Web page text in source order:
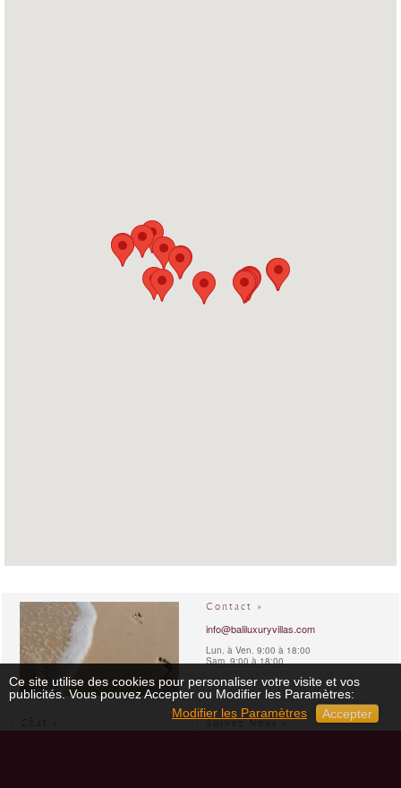
Contact »
info@baliluxuryvillas.com
Lun. à Ven. 9:00 à 18:00
Sam. 9:00 à 18:00
Chat » Suivez Nous »
Ce site utilise des cookies pour personaliser votre visite et vos
publicités. Vous pouvez Accepter ou Modifier les Paramètres:
Modifier les Paramètres
Accepter